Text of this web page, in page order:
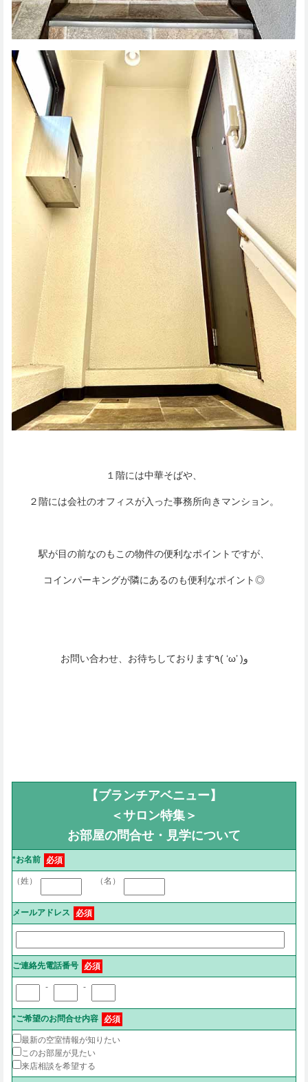
１階には中華そばや、
２階には会社のオフィスが入った事務所向きマンション。
駅が目の前なのもこの物件の便利なポイントですが、
コインパーキングが隣にあるのも便利なポイント◎
お問い合わせ、お待ちしております٩( ‘ω’ )و
【ブランチアベニュー】
＜サロン特集＞
お部屋の問合せ・見学について
*お名前 必須
（姓） （名）
メールアドレス 必須
ご連絡先電話番号 必須
- -
*ご希望のお問合せ内容 必須
最新の空室情報が知りたい
このお部屋が見たい
来店相談を希望する